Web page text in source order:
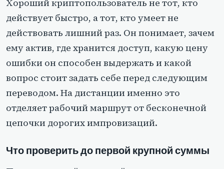
Хороший криптопользователь не тот, кто
действует быстро, а тот, кто умеет не
действовать лишний раз. Он понимает, зачем
ему актив, где хранится доступ, какую цену
ошибки он способен выдержать и какой
вопрос стоит задать себе перед следующим
переводом. На дистанции именно это
отделяет рабочий маршрут от бесконечной
цепочки дорогих импровизаций.
Что проверить до первой крупной суммы